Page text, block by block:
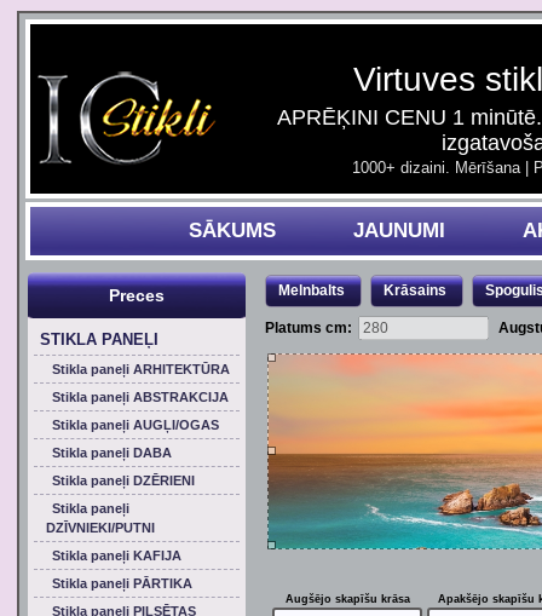
Virtuves
APRĒĶINI CENU 1
1000+ dizaini. Mērīšana |
SĀKUMS JAUNUMI
Melnbalts Krāsains
Platums cm:
Augšējo skapīšu krāsa Apakšējo skapīšu
Preces
STIKLA PANEĻI
Stikla paneļi ARHITEKTŪRA
Stikla paneļi ABSTRAKCIJA
Stikla paneļi AUGĻI/OGAS
Stikla paneļi DABA
Stikla paneļi DZĒRIENI
Stikla paneļi
DZĪVNIEKI/PUTNI
Stikla paneļi KAFIJA
Stikla paneļi PĀRTIKA
Stikla paneļi PILSĒTAS